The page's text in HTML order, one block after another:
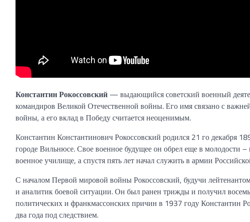
Константин Рокоссовский — выдающийся советский военный
командиров Великой Отечественной войны. Его имя связано с
войны, а его вклад в Победу считается неоценимым.
Константин Константинович Рокоссовский родился 21 го декабря
городе Вильнюсе. Свое военное будущее он обрел еще в молодости
военное училище, а спустя пять лет начал служить в армии
С началом Первой мировой войны Рокоссовский, будучи
и аналитик боевой ситуации. Он был ранен трижды и получил
политических и франкмассонских причин в 1937 году Константин
два года под следствием.